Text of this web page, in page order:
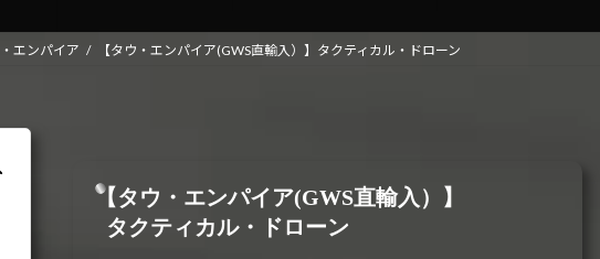
エンパイア 【タウ・エンパイア(GWS直輸入）】タクティカル・ドローン
【タウ・エンパイア(GWS直輸入）】
タクティカル・ドローン